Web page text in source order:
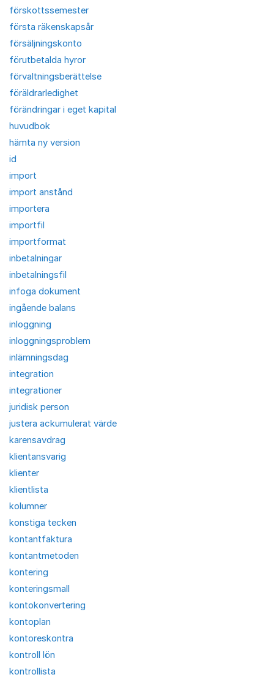
förskottssemester
första räkenskapsår
försäljningskonto
förutbetalda hyror
förvaltningsberättelse
föräldrarledighet
förändringar i eget kapital
huvudbok
hämta ny version
id
import
import anstånd
importera
importfil
importformat
inbetalningar
inbetalningsfil
infoga dokument
ingående balans
inloggning
inloggningsproblem
inlämningsdag
integration
integrationer
juridisk person
justera ackumulerat värde
karensavdrag
klientansvarig
klienter
klientlista
kolumner
konstiga tecken
kontantfaktura
kontantmetoden
kontering
konteringsmall
kontokonvertering
kontoplan
kontoreskontra
kontroll lön
kontrollista